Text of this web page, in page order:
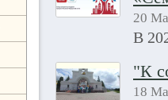
20
В
"К
18